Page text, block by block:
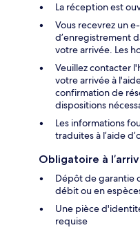
La réception est
Vous recevrez un
d’enregistrement
votre arrivée. Les
Veuillez contacter
votre arrivée à
confirmation de
dispositions
Les informations
traduites à l’aide
Obligatoire à
Dépôt de garantie
débit ou en
Une pièce
requise